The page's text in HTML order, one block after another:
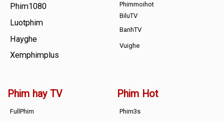
Phim1080
Luotphim
Hayghe
Xemphimplus
Phimmoihot
BiluTV
BanhTV
Vuighe
Phim hay TV
FullPhim
Phim Hot
Phim3s